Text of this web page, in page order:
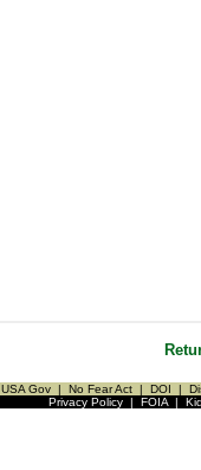
USA Gov | No Fear Act | DOI |
Privacy Policy| FOIA|